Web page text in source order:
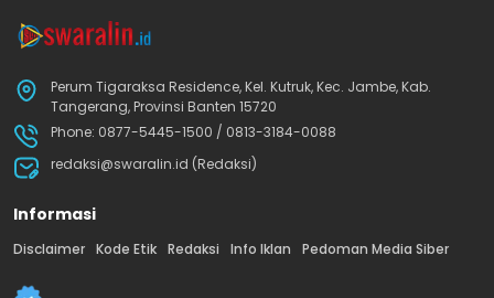
Perum Tigaraksa Residence, Kel. Kutruk, Kec. Jambe, Kab.
Tangerang, Provinsi Banten 15720
Phone: 0877-5445-1500 / 0813-3184-0088
redaksi@swaralin.id (Redaksi)
Informasi
Disclaimer Kode Etik Redaksi Info Iklan Pedoman Media Siber